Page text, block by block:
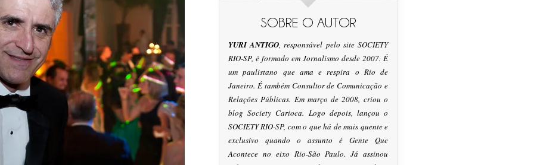
SOBRE O AUTOR
YURI ANTIGO, responsável pelo site SOCIETY
RIO-SP, é formado em Jornalismo desde 2007. É
um paulistano que ama e respira o Rio de
Janeiro. É também Consultor de Comunicação e
Relações Públicas. Em março de 2008, criou o
blog Society Carioca. Logo depois, lançou o
SOCIETY RIO-SP, com o que há de mais quente e
exclusivo quando o assunto é Gente Que
Acontece no eixo Rio-São Paulo. Já assinou